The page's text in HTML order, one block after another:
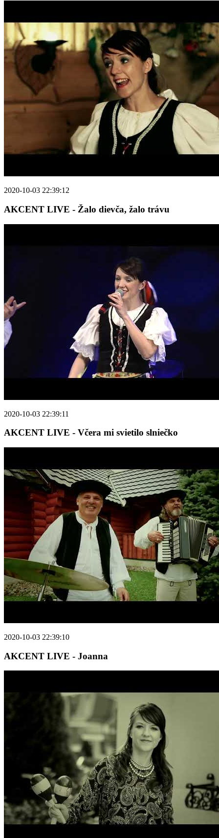
2020-10-03 22:39:12
AKCENT LIVE - Žalo dievča, žalo trávu
2020-10-03 22:39:11
AKCENT LIVE - Včera mi svietilo slniečko
2020-10-03 22:39:10
AKCENT LIVE - Joanna